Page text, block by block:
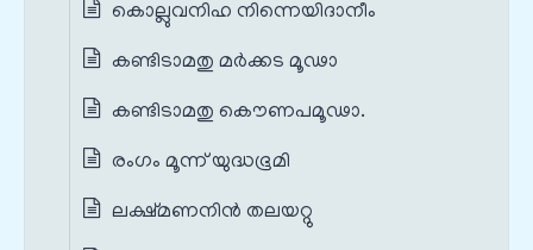
കൊല്ലുവനിഹ നിന്നെയിദാനീം
കണ്ടിടാമതു മര്‍ക്കട മൂഢാ
കണ്ടിടാമതു കൌണപമൂഢാ.
രംഗം മൂന്ന് യുദ്ധഭൂമി
ലക്ഷ്മണനിന്‍ തലയറ്റു